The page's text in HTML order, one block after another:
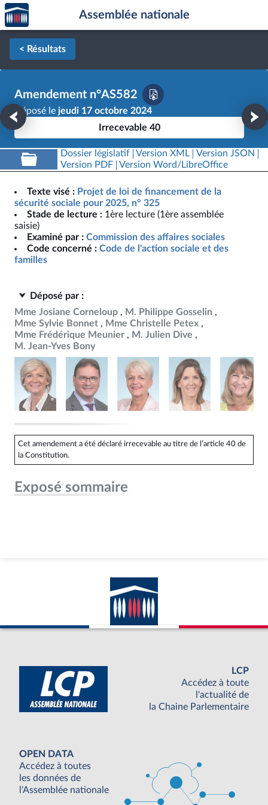
Aller au contenu
Aller en bas de la page
Accèder
à la
page
d'accueil
Assemblée nationale
< Résultats
Amendement n°AS582
Déposé le jeudi 17 octobre 2024
Irrecevable 40
Dossier législatif Version XML
Version JSON
Version PDF
Version Word/LibreOffice
Texte visé : Projet de loi de financement de la
sécurité sociale pour 2025, n° 325
Stade de lecture : 1ère lecture (1ère assemblée
saisie)
Examiné par : Commission des affaires sociales
Code concerné : Code de l'action sociale et des
familles
Déposé par :
Mme Josiane Corneloup
M. Philippe Gosselin
Mme Sylvie Bonnet
Mme Christelle Petex
Mme Frédérique Meunier
M. Julien Dive
M. Jean-Yves Bony
Cet amendement a été déclaré irrecevable au titre de l’article 40 de
la Constitution.
Exposé sommaire
LCP
Accédez à toute
l'actualité de
la Chaine Parlementaire
OPEN DATA
Accédez à toutes
les données de
l'Assemblée nationale